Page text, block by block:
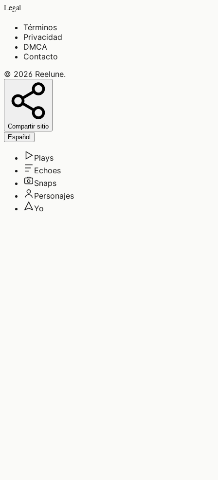
Legal
Términos
Privacidad
DMCA
Contacto
© 2026 Reelune.
Compartir sitio
Español
Plays
Echoes
Snaps
Personajes
Yo